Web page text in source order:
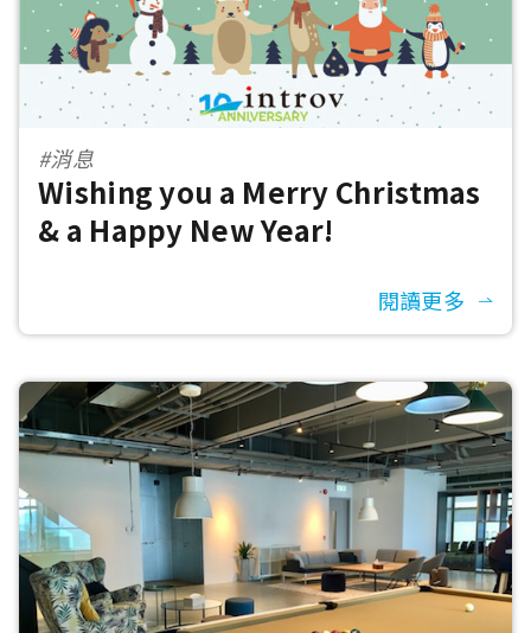
#消息
Wishing you a Merry Christmas
& a Happy New Year!
閱讀更多